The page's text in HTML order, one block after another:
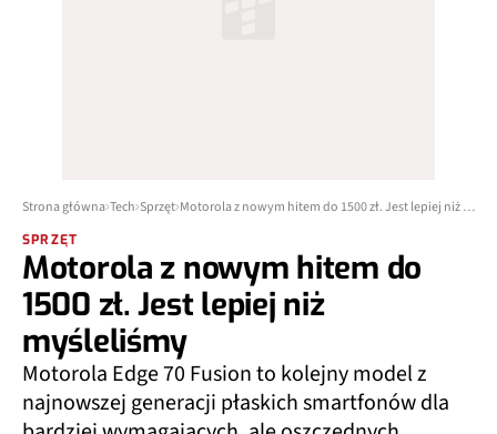
Strona główna Tech Sprzęt Motorola z nowym hitem do 1500 zł. Jest lepiej niż myśleliśmy
SPRZĘT
Motorola z nowym hitem do
1500 zł. Jest lepiej niż
myśleliśmy
Motorola Edge 70 Fusion to kolejny model z
najnowszej generacji płaskich smartfonów dla